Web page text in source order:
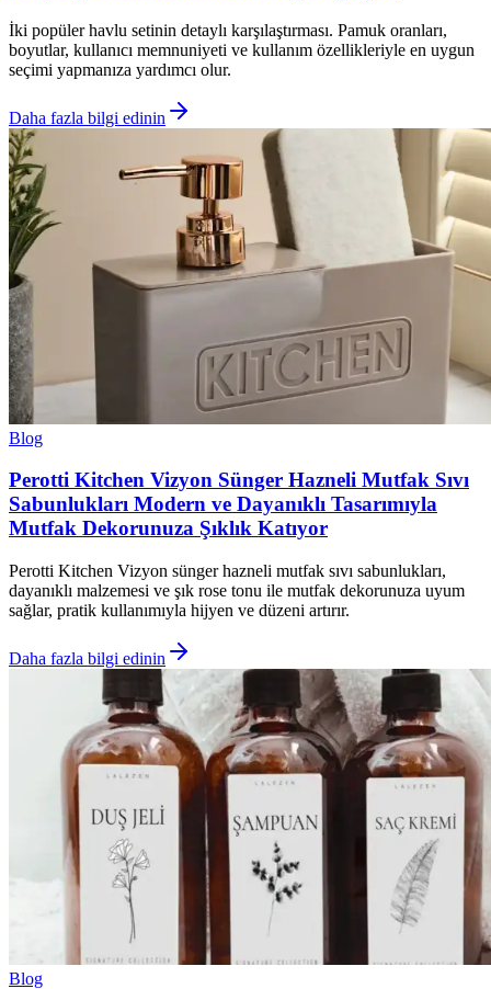
İki popüler havlu setinin detaylı karşılaştırması. Pamuk oranları,
boyutlar, kullanıcı memnuniyeti ve kullanım özellikleriyle en uygun
seçimi yapmanıza yardımcı olur.
Daha fazla bilgi edinin
Blog
Perotti Kitchen Vizyon Sünger Hazneli Mutfak Sıvı
Sabunlukları Modern ve Dayanıklı Tasarımıyla
Mutfak Dekorunuza Şıklık Katıyor
Perotti Kitchen Vizyon sünger hazneli mutfak sıvı sabunlukları,
dayanıklı malzemesi ve şık rose tonu ile mutfak dekorunuza uyum
sağlar, pratik kullanımıyla hijyen ve düzeni artırır.
Daha fazla bilgi edinin
Blog